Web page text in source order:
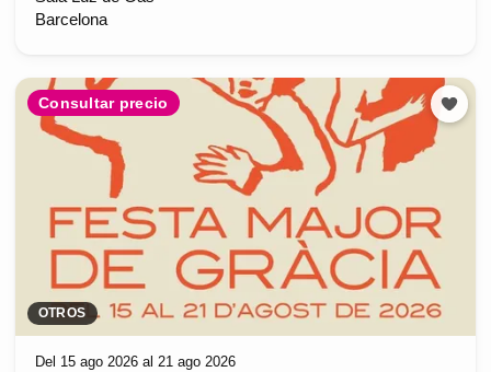
Barcelona
Consultar precio
OTROS
Del 15 ago 2026 al 21 ago 2026